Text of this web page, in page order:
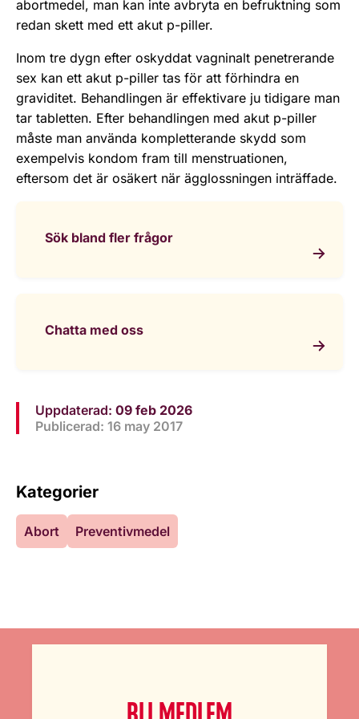
abortmedel, man kan inte avbryta en befruktning som
redan skett med ett akut p-piller.
Inom tre dygn efter oskyddat vagninalt penetrerande
sex kan ett akut p-piller tas för att förhindra en
graviditet. Behandlingen är effektivare ju tidigare man
tar tabletten. Efter behandlingen med akut p-piller
måste man använda kompletterande skydd som
exempelvis kondom fram till menstruationen,
eftersom det är osäkert när ägglossningen inträffade.
Sök bland fler frågor
Chatta med oss
Uppdaterad: 09 feb 2026
Publicerad: 16 may 2017
Kategorier
Abort Preventivmedel